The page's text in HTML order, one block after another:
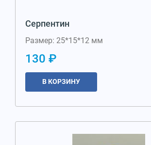
Серпентин
Размер: 25*15*12 мм
130 ₽
В КОРЗИНУ